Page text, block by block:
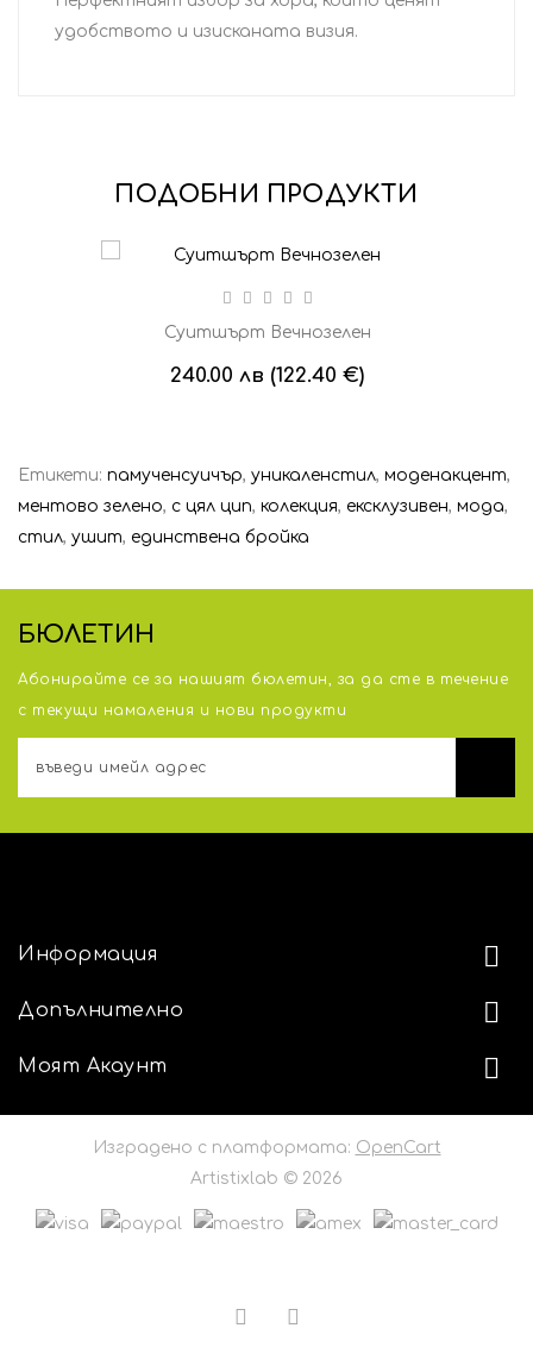
удобството и изисканата визия.
ПОДОБНИ ПРОДУКТИ
Суитшърт Вечнозелен
240.00 лв (122.40 €)
Етикети: памученсуичър, уникаленстил, моденакцент,
ментово зелено, с цял цип, колекция, ексклузивен, мода,
стил, ушит, единствена бройка
БЮЛЕТИН
Абонирайте се за нашият бюлетин, за да сте в течение
с тeкущи намаления и нови продукти
Информация
Допълнително
Моят Акаунт
Изградено с платформата: OpenCart
Artistixlab © 2026